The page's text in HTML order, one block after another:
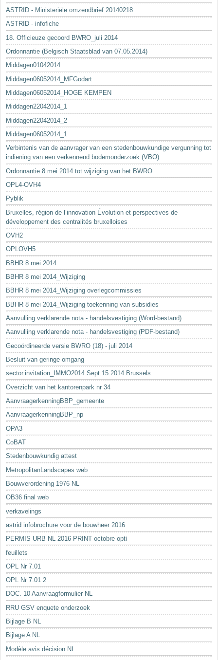
ASTRID - Ministeriële omzendbrief 20140218
ASTRID - infofiche
18. Officieuze gecoord BWRO_juli 2014
Ordonnantie (Belgisch Staatsblad van 07.05.2014)
Middagen01042014
Middagen06052014_MFGodart
Middagen06052014_HOGE KEMPEN
Middagen22042014_1
Middagen22042014_2
Middagen06052014_1
Verbintenis van de aanvrager van een stedenbouwkundige vergunning tot
indiening van een verkennend bodemonderzoek (VBO)
Ordonnantie 8 mei 2014 tot wijziging van het BWRO
OPL4-OVH4
Pyblik
Bruxelles, région de l’innovation Évolution et perspectives de
développement des centralités bruxelloises
OVH2
OPLOVH5
BBHR 8 mei 2014
BBHR 8 mei 2014_Wijziging
BBHR 8 mei 2014_Wijziging overlegcommissies
BBHR 8 mei 2014_Wijziging toekenning van subsidies
Aanvulling verklarende nota - handelsvestiging (Word-bestand)
Aanvulling verklarende nota - handelsvestiging (PDF-bestand)
Gecoördineerde versie BWRO (18) - juli 2014
Besluit van geringe omgang
sector.invitation_IMMO2014.Sept.15.2014.Brussels.
Overzicht van het kantorenpark nr 34
AanvraagerkenningBBP_gemeente
AanvraagerkenningBBP_np
OPA3
CoBAT
Stedenbouwkundig attest
MetropolitanLandscapes web
Bouwverordening 1976 NL
OB36 final web
verkavelings
astrid infobrochure voor de bouwheer 2016
PERMIS URB NL 2016 PRINT octobre opti
feuillets
OPL Nr 7.01
OPL Nr 7.01 2
DOC. 10 Aanvraagformulier NL
RRU GSV enquete onderzoek
Bijlage B NL
Bijlage A NL
Modèle avis décision NL